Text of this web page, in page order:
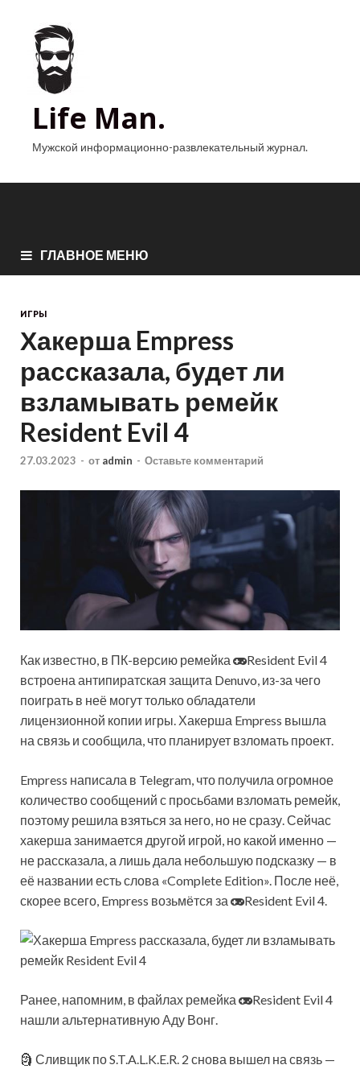
Life Man.
Мужской информационно-развлекательный журнал.
ГЛАВНОЕ МЕНЮ
ИГРЫ
Хакерша Empress
рассказала, будет ли
взламывать ремейк
Resident Evil 4
27.03.2023 - от admin - Оставьте комментарий
Как известно, в ПК-версию ремейка
Resident Evil 4
встроена антипиратская защита Denuvo, из-за чего
поиграть в неё могут только обладатели
лицензионной копии игры. Хакерша Empress вышла
на связь и сообщила, что планирует взломать проект.
Empress написала в Telegram, что получила огромное
количество сообщений с просьбами взломать ремейк,
поэтому решила взяться за него, но не сразу. Сейчас
хакерша занимается другой игрой, но какой именно —
не рассказала, а лишь дала небольшую подсказку — в
её названии есть слова «Complete Edition». После неё,
скорее всего, Empress возьмётся за
Resident Evil 4.
Ранее, напомним, в файлах ремейка
Resident Evil 4
нашли альтернативную Аду Вонг.
🗿 Сливщик по S.T.A.L.K.E.R. 2 снова вышел на связь —